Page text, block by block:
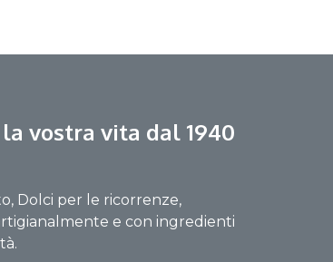
vostra vita dal 1940
Dolci per le ricorrenze,
e con ingredienti